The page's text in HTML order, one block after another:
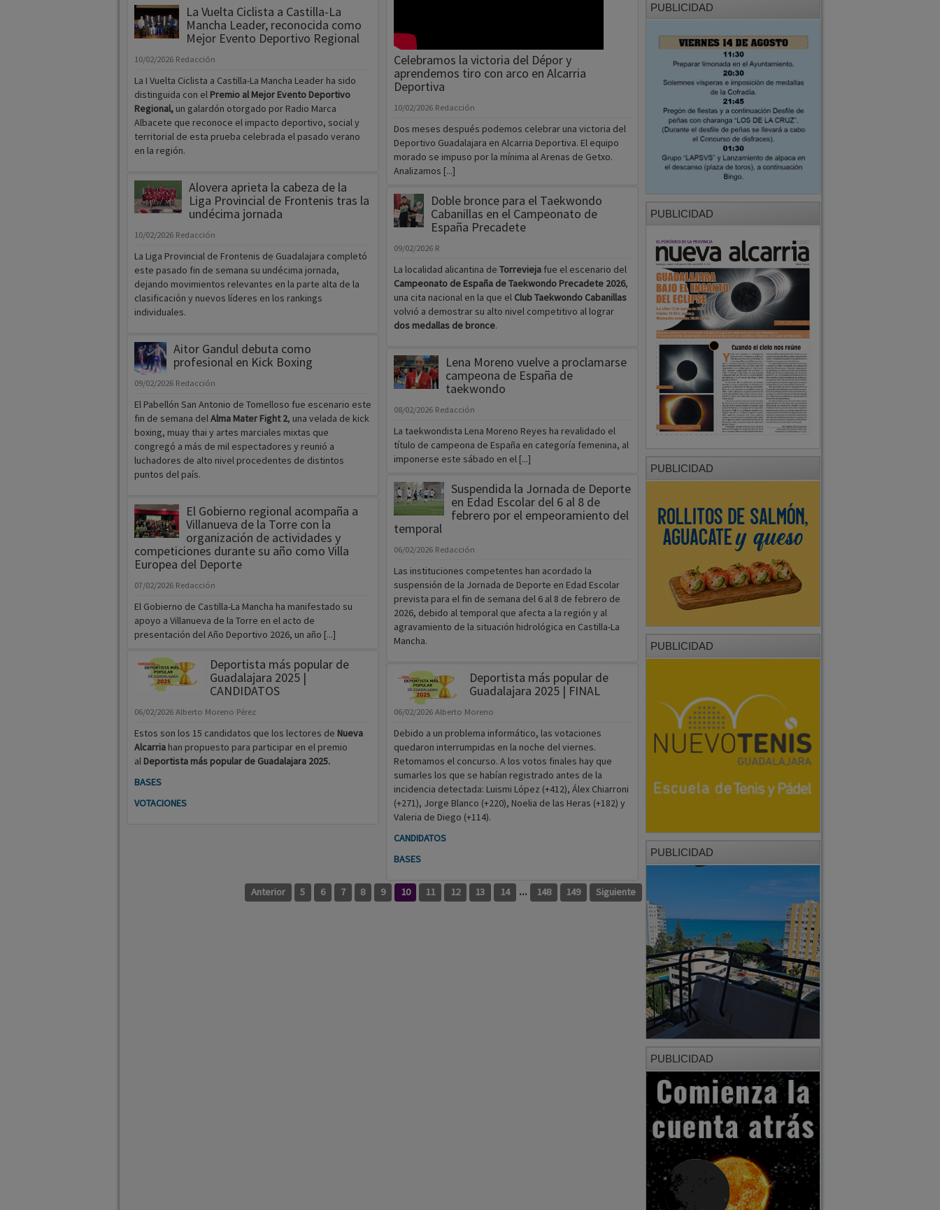
La Vuelta Ciclista a Castilla-La
Mancha Leader, reconocida como
Mejor Evento Deportivo Regional
10/02/2026 Redacción
La I Vuelta Ciclista a Castilla-La Mancha Leader ha sido
distinguida con el Premio al Mejor Evento Deportivo
Regional,un galardón otorgado por Radio Marca
Albacete que reconoce el impacto deportivo, social y
territorial de esta prueba celebrada el pasado verano
en la región.
Alovera aprieta la cabeza de la
Liga Provincial de Frontenis tras la
undécima jornada
10/02/2026 Redacción
La Liga Provincial de Frontenis de Guadalajara completó
este pasado fin de semana su undécima jornada,
dejando movimientos relevantes en la parte alta de la
clasificación y nuevos líderes en los rankings
individuales.
Aitor Gandul debuta como
profesional en Kick Boxing
09/02/2026 Redacción
El Pabellón San Antonio de Tomelloso fue escenario este
fin de semana delAlma Mater Fight 2, una velada de kick
boxing, muay thai y artes marciales mixtas que
congregó a más de mil espectadores y reunió a
luchadores de alto nivel procedentes de distintos
puntos del país.
El Gobierno regional acompaña a
Villanueva de la Torre con la
organización de actividades y
competiciones durante su año como Villa
Europea del Deporte
07/02/2026 Redacción
El Gobierno de Castilla-La Mancha ha manifestado su
apoyo a Villanueva de la Torre en el acto de
presentación del Año Deportivo 2026, un año [...]
Deportista más popular de
Guadalajara 2025 |
CANDIDATOS
06/02/2026 Alberto Moreno Pérez
Estos son los 15 candidatos que los lectores de Nueva
Alcarriahan propuesto para participar en el premio
al Deportista más popular de Guadalajara 2025.
BASES
VOTACIONES
Celebramos la victoria del Dépor y
aprendemos tiro con arco en Alcarria
Deportiva
10/02/2026 Redacción
Dos meses después podemos celebrar una victoria del
Deportivo Guadalajara en Alcarria Deportiva. El equipo
morado se impuso por la mínima al Arenas de Getxo.
Analizamos [...]
Doble bronce para el Taekwondo
Cabanillas en el Campeonato de
España Precadete
09/02/2026 R
La localidad alicantina de Torreviejafue el escenario del
Campeonato de España de Taekwondo Precadete 2026,
una cita nacional en la que el Club Taekwondo Cabanillas
volvió a demostrar su alto nivel competitivo al lograr
dos medallas de bronce.
Lena Moreno vuelve a proclamarse
campeona de España de
taekwondo
08/02/2026 Redacción
La taekwondista Lena Moreno Reyes ha revalidado el
título de campeona de España en categoría femenina, al
imponerse este sábado en el [...]
Suspendida la Jornada de Deporte
en Edad Escolar del 6 al 8 de
febrero por el empeoramiento del
temporal
06/02/2026 Redacción
Las instituciones competentes han acordado la
suspensión de la Jornada de Deporte en Edad Escolar
prevista para el fin de semana del 6 al 8 de febrero de
2026, debido al temporal que afecta a la región y al
agravamiento de la situación hidrológica en Castilla-La
Mancha.
Deportista más popular de
Guadalajara 2025 | FINAL
06/02/2026 Alberto Moreno
Debido a un problema informático, las votaciones
quedaron interrumpidas en la noche del viernes.
Retomamos el concurso. A los votos finales hay que
sumarles los que se habían registrado antes de la
incidencia detectada: Luismi López (+412), Álex Chiarroni
(+271), Jorge Blanco (+220), Noelia de las Heras (+182) y
Valeria de Diego (+114).
CANDIDATOS
BASES
Anterior 5 6 7 8 9 10 11 12 13 14 ... 148 149 Siguiente
PUBLICIDAD
PUBLICIDAD
PUBLICIDAD
PUBLICIDAD
PUBLICIDAD
PUBLICIDAD